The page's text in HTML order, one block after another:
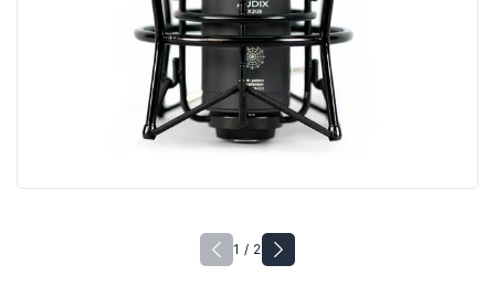
1 / 2